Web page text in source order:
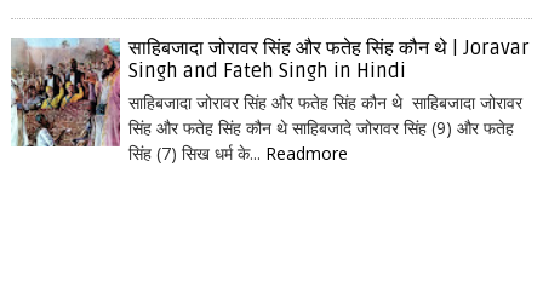
साहिबजादा जोरावर सिंह और फतेह सिंह कौन थे | Joravar
Singh and Fateh Singh in Hindi
साहिबजादा जोरावर सिंह और फतेह सिंह कौन थे साहिबजादा जोरावर
सिंह और फतेह सिंह कौन थे साहिबजादे जोरावर सिंह (9) और फतेह
सिंह (7) सिख धर्म के... Readmore